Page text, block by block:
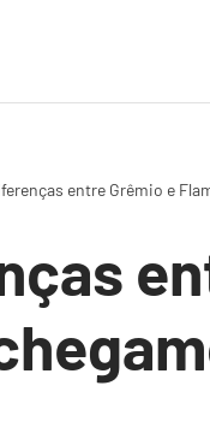
entre Grêmio e